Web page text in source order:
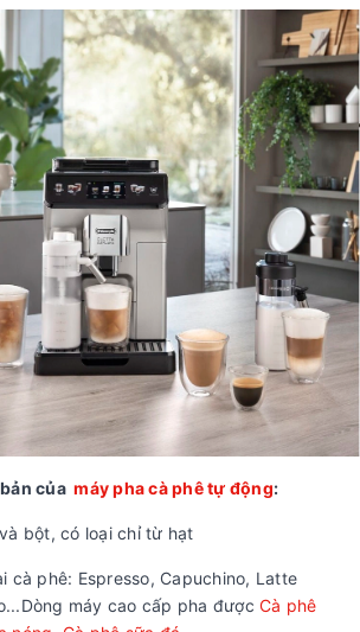
bản củamáy pha cà phê tự động:
bột, có loại chỉ từ hạt
cà phê: Espresso, Capuchino, Latte
máy cao cấp pha được Cà phê